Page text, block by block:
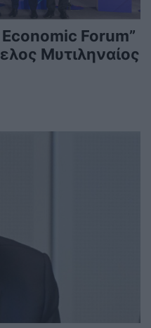
Forum”
Μυτιληναίος